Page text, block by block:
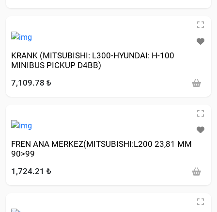
KRANK (MITSUBISHI: L300-HYUNDAI: H-100
MINIBUS PICKUP D4BB)
7,109.78 ₺
FREN ANA MERKEZ(MITSUBISHI:L200 23,81 MM
90>99
1,724.21 ₺